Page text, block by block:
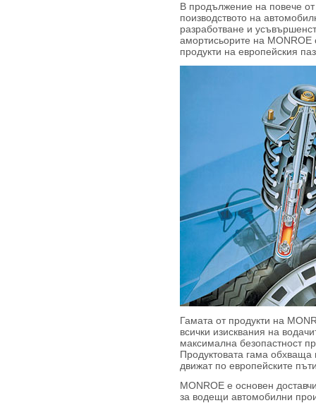
В продължение на повече
поизводството на
разработване и
амортисьорите на
продукти на европейския
Гамата от продукти на
всички изисквания на
максимална безопастност
Продуктовата гама обхваща
движат по европейските
MONROE е основен
за водещи автомобилни